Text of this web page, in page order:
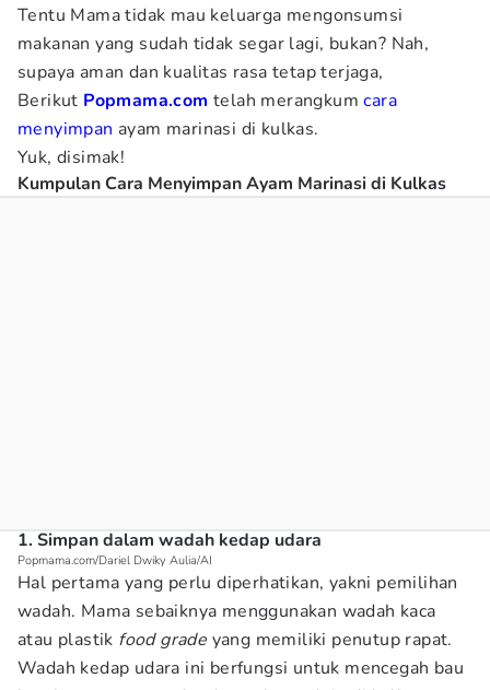
Tentu Mama tidak mau keluarga mengonsumsi
makanan yang sudah tidak segar lagi, bukan? Nah,
supaya aman dan kualitas rasa tetap terjaga,
Berikut Popmama.com telah merangkumcara
menyimpan ayam marinasi di kulkas.
Yuk, disimak!
Kumpulan Cara Menyimpan Ayam Marinasi di Kulkas
1. Simpan dalam wadah kedap udara
Popmama.com/Dariel Dwiky Aulia/AI
Hal pertama yang perlu diperhatikan, yakni pemilihan
wadah. Mama sebaiknya menggunakan wadah kaca
atau plastik food grade yang memiliki penutup rapat.
Wadah kedap udara ini berfungsi untuk mencegah bau